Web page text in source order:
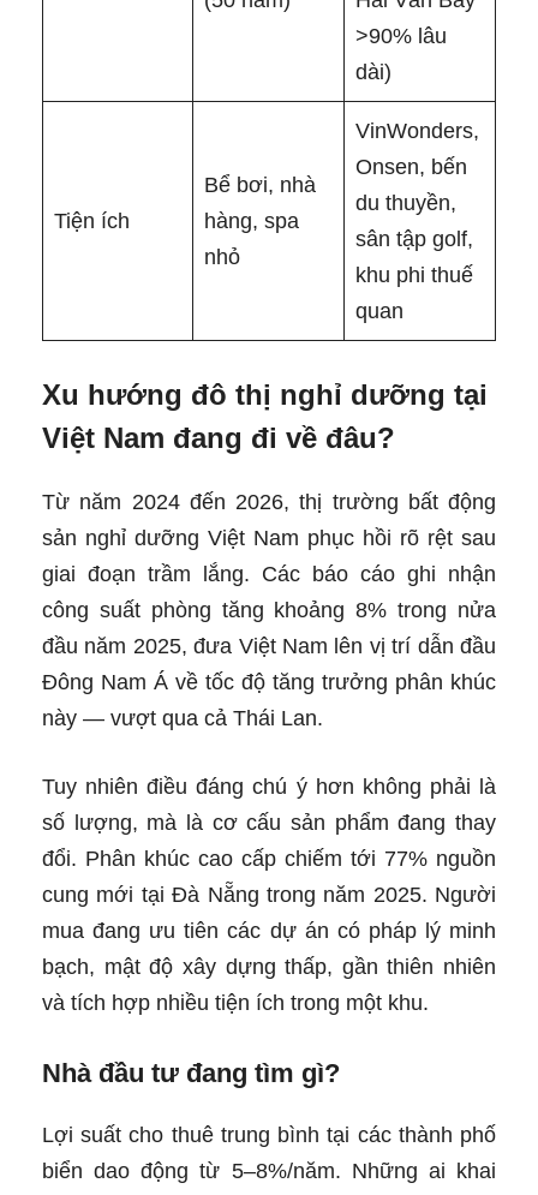
>90% lâu
dài)
Tiện ích
Bể bơi, nhà
hàng, spa
nhỏ
VinWonders,
Onsen, bến
du thuyền,
sân tập golf,
khu phi thuế
quan
Xu hướng đô thị nghỉ dưỡng tại
Việt Nam đang đi về đâu?
Từ năm 2024 đến 2026, thị trường bất động
sản nghỉ dưỡng Việt Nam phục hồi rõ rệt sau
giai đoạn trầm lắng. Các báo cáo ghi nhận
công suất phòng tăng khoảng 8% trong nửa
đầu năm 2025, đưa Việt Nam lên vị trí dẫn đầu
Đông Nam Á về tốc độ tăng trưởng phân khúc
này — vượt qua cả Thái Lan.
Tuy nhiên điều đáng chú ý hơn không phải là
số lượng, mà là cơ cấu sản phẩm đang thay
đổi. Phân khúc cao cấp chiếm tới 77% nguồn
cung mới tại Đà Nẵng trong năm 2025. Người
mua đang ưu tiên các dự án có pháp lý minh
bạch, mật độ xây dựng thấp, gần thiên nhiên
và tích hợp nhiều tiện ích trong một khu.
Nhà đầu tư đang tìm gì?
Lợi suất cho thuê trung bình tại các thành phố
biển dao động từ 5–8%/năm. Những ai khai